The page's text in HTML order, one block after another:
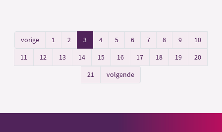
vorige 1 2 3 4 5 6 7 8 9
10
11
12 13 14 15 16 17 18 19
20
21
volgende